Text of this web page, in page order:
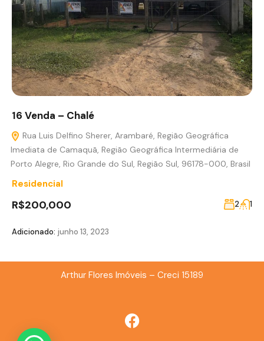
16 Venda – Chalé
Rua Luis Delfino Sherer, Arambaré, Região Geográfica
Imediata de Camaquã, Região Geográfica Intermediária de
Porto Alegre, Rio Grande do Sul, Região Sul, 96178-000, Brasil
Residencial
R$200,000 2 1
Adicionado: junho 13, 2023
Arthur Flores Imóveis – Creci 15189